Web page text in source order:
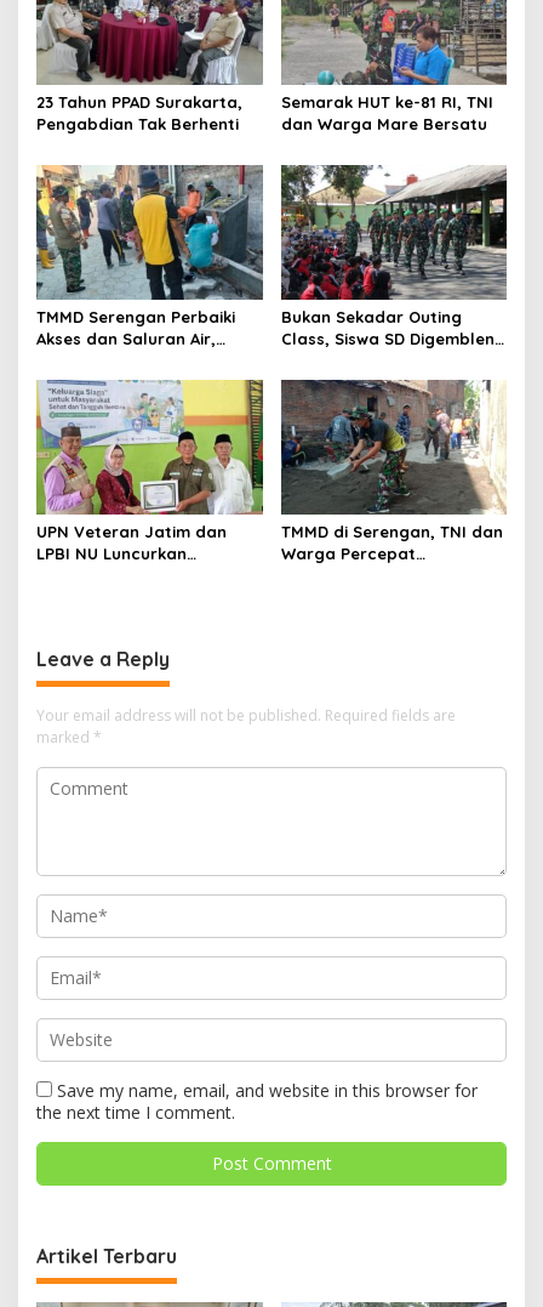
23 Tahun PPAD Surakarta,
Pengabdian Tak Berhenti
Semarak HUT ke-81 RI, TNI
dan Warga Mare Bersatu
TMMD Serengan Perbaiki
Akses dan Saluran Air,
Bukan Sekadar Outing
Class, Siswa SD Digembleng
UPN Veteran Jatim dan
LPBI NU Luncurkan
TMMD di Serengan, TNI dan
Warga Percepat
Leave a Reply
Your email address will not be published. Required fields are
marked *
Save my name, email, and website in this browser for
the next time I comment.
Artikel Terbaru